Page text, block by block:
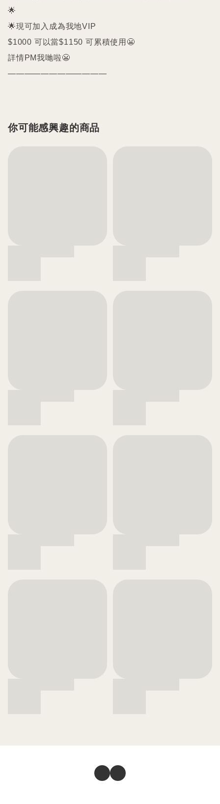
🌟
🌟現可加入成為我地VIP
$1000 可以當$1150 可累積使用😬
詳情PM我哋啦😬
————————————
你可能感興趣的商品